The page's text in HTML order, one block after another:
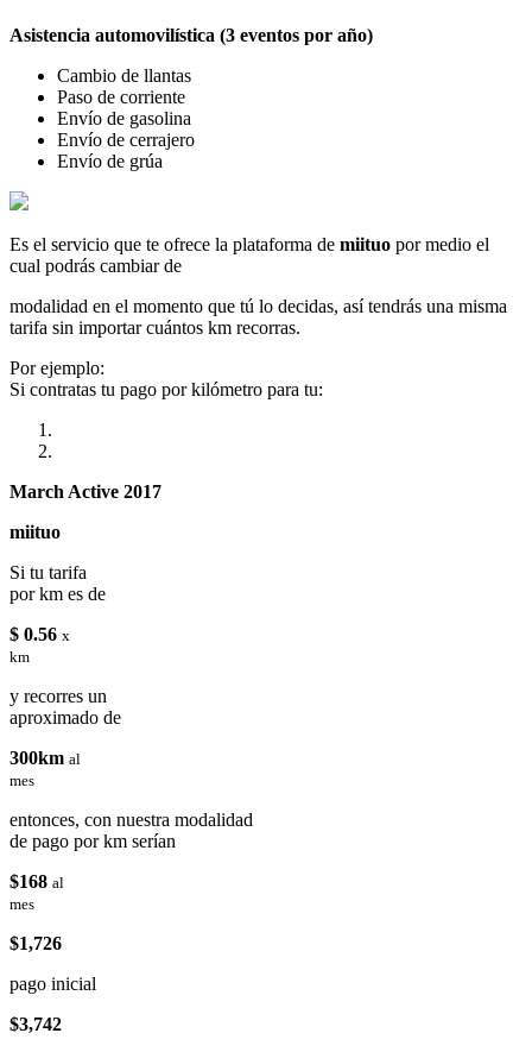
Asistencia automovilística (3 eventos por año)
Cambio de llantas
Paso de corriente
Envío de gasolina
Envío de cerrajero
Envío de grúa
Es el servicio que te ofrece la plataforma de miituo por medio el
cual podrás cambiar de
modalidad en el momento que tú lo decidas, así tendrás una misma
tarifa sin importar cuántos km recorras.
Por ejemplo:
Si contratas tu pago por kilómetro para tu:
March Active 2017
miituo
Si tu tarifa
por km es de
$ 0.56 x
km
y recorres un
aproximado de
300km al
mes
entonces, con nuestra modalidad
de pago por km serían
$168 al
mes
$1,726
pago inicial
$3,742